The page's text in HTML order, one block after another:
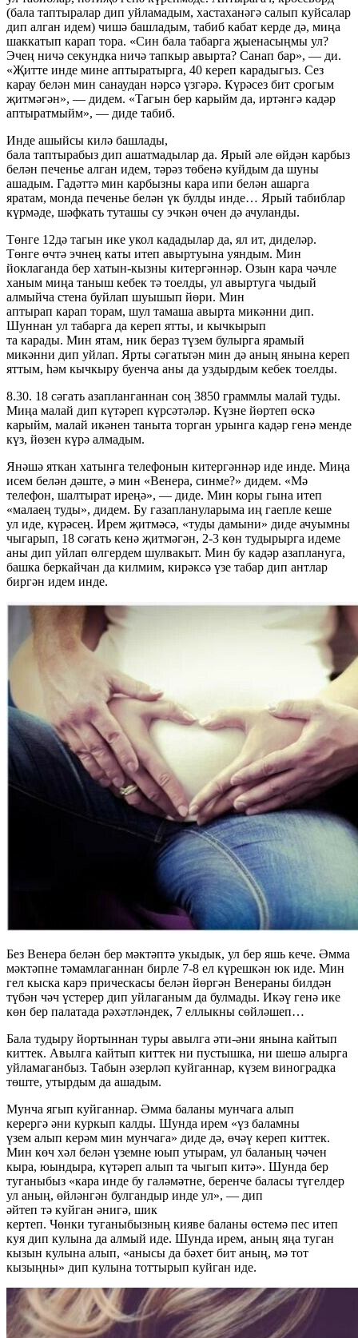
(бала таптыралар дип уйламадым, хастаханәгә салып куйсалар
дип алган идем) чишә башладым, табиб кабат керде дә, миңа
шаккатып карап тора. «Син бала табарга җыенасыңмы ул?
Эчең ничә секундка ничә тапкыр авырта? Санап бар», — ди.
«Җитте инде мине аптыратырга, 40 кереп карадыгыз. Сез
карау белән мин санаудан нәрсә үзгәрә. Күрәсез бит срогым
җитмәгән», — дидем. «Тагын бер карыйм да, иртәнгә кадәр
аптыратмыйм», — диде табиб.
Инде ашыйсы килә башлады,
бала таптырабыз дип ашатмадылар да. Ярый әле өйдән карбыз
белән печенье алган идем, тәрәз төбенә куйдым да шуны
ашадым. Гадәттә мин карбызны кара ипи белән ашарга
яратам, монда печенье белән үк булды инде… Ярый табиблар
күрмәде, шәфкать туташы су эчкән өчен дә ачуланды.
Төнге 12дә тагын ике укол кададылар да, ял ит, диделәр.
Төнге өчтә эчнең каты итеп авыртуына уяндым. Мин
йоклаганда бер хатын-кызны китергәннәр. Озын кара чәчле
ханым миңа таныш кебек тә тоелды, ул авыртуга чыдый
алмыйча стена буйлап шуышып йөри. Мин
аптырап карап торам, шул тамаша авырта микәнни дип.
Шуннан ул табарга да кереп ятты, и кычкырып
та карады. Мин ятам, ник бераз түзем булырга ярамый
микәнни дип уйлап. Ярты сәгатьтән мин дә аның янына кереп
яттым, һәм кычкыру буенча аны да уздырдым кебек тоелды.
8.30. 18 сәгать азапланганнан соң 3850 граммлы малай туды.
Миңа малай дип күтәреп күрсәтәләр. Күзне йөртеп өскә
карыйм, малай икәнен таныта торган урынга кадәр генә менде
күз, йөзен күрә алмадым.
Янәшә яткан хатынга телефонын китергәннәр иде инде. Миңа
исем белән дәште, ә мин «Венера, синме?» дидем. «Мә
телефон, шалтырат иреңә», — диде. Мин коры гына итеп
«малаең туды», дидем. Бу газаплануларыма иң гаепле кеше
ул иде, күрәсең. Ирем җитмәсә, «туды дамыни» диде ачуымны
чыгарып, 18 сәгать кенә җитмәгән, 2-3 көн тудырырга идеме
аны дип уйлап өлгердем шулвакыт. Мин бу кадәр азаплануга,
башка беркайчан да килмим, кирәксә үзе табар дип антлар
биргән идем инде.
Без Венера белән бер мәктәптә укыдык, ул бер яшь кече. Әмма
мәктәпне тәмамлаганнан бирле 7-8 ел күрешкән юк иде. Мин
гел кыска карэ прическасы белән йөргән Венераны билдән
түбән чәч үстерер дип уйлаганым да булмады. Икәү генә ике
көн бер палатада рәхәтләндек, 7 еллыкны сөйләшеп…
Бала тудыру йортыннан туры авылга әти-әни янына кайтып
киттек. Авылга кайтып киттек ни пустышка, ни шешә алырга
уйламаганбыз. Табын әзерләп куйганнар, күзем виноградка
төште, утырдым да ашадым.
Мунча ягып куйганнар. Әмма баланы мунчага алып
керергә әни куркып калды. Шунда ирем «үз баламны
үзем алып керәм мин мунчага» диде дә, өчәү кереп киттек.
Мин көч хәл белән үземне юып утырам, ул баланың чәчен
кыра, юындыра, күтәреп алып та чыгып китә». Шунда бер
туганыбыз «кара инде бу галәмәтне, беренче баласы түгелдер
ул аның, өйләнгән булгандыр инде ул», — дип
әйтеп тә куйган әнигә, шик
кертеп. Чөнки туганыбызның кияве баланы өстемә пес итеп
куя дип кулына да алмый иде. Шунда ирем, аның яңа туган
кызын кулына алып, «анысы да бәхет бит аның, мә тот
кызыңны» дип кулына тоттырып куйган иде.